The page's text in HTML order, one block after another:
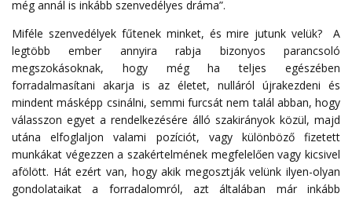
még annál is inkább szenvedélyes dráma”.
Miféle szenvedélyek fűtenek minket, és mire jutunk velük? A
legtöbb ember annyira rabja bizonyos parancsoló
megszokásoknak, hogy még ha teljes egészében
forradalmasítani akarja is az életet, nulláról újrakezdeni és
mindent másképp csinálni, semmi furcsát nem talál abban, hogy
válasszon egyet a rendelkezésére álló szakirányok közül, majd
utána elfoglaljon valami pozíciót, vagy különböző fizetett
munkákat végezzen a szakértelmének megfelelően vagy kicsivel
afölött. Hát ezért van, hogy akik megosztják velünk ilyen-olyan
gondolataikat a forradalomról, azt általában már inkább